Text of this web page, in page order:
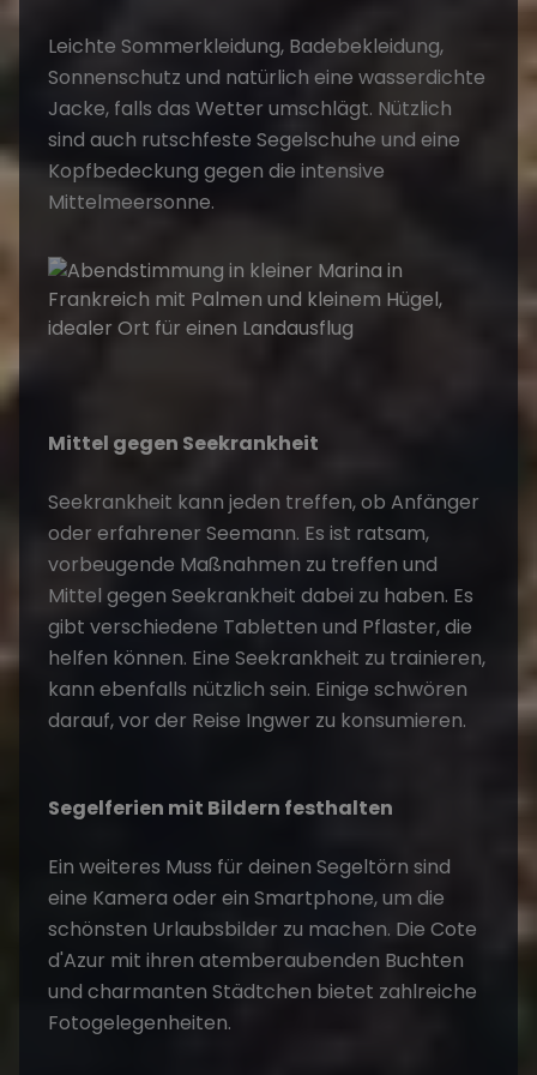
Leichte Sommerkleidung, Badebekleidung,
Sonnenschutz und natürlich eine wasserdichte
Jacke, falls das Wetter umschlägt. Nützlich
sind auch rutschfeste Segelschuhe und eine
Kopfbedeckung gegen die intensive
Mittelmeersonne.
Mittel gegen Seekrankheit
Seekrankheit kann jeden treffen, ob Anfänger
oder erfahrener Seemann. Es ist ratsam,
vorbeugende Maßnahmen zu treffen und
Mittel gegen Seekrankheit dabei zu haben. Es
gibt verschiedene Tabletten und Pflaster, die
helfen können. Eine Seekrankheit zu trainieren,
kann ebenfalls nützlich sein. Einige schwören
darauf, vor der Reise Ingwer zu konsumieren.
Segelferien mit Bildern festhalten
Ein weiteres Muss für deinen Segeltörn sind
eine Kamera oder ein Smartphone, um die
schönsten Urlaubsbilder zu machen. Die Cote
d'Azur mit ihren atemberaubenden Buchten
und charmanten Städtchen bietet zahlreiche
Fotogelegenheiten.